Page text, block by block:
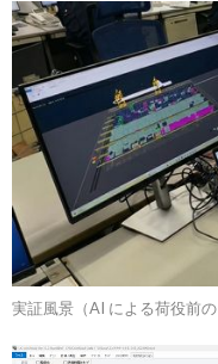
実証風景（AI による荷役前